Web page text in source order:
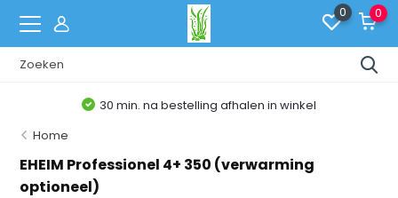
0 0
30 min. na bestelling afhalen in winkel
Home
EHEIM Professionel 4+ 350 (verwarming
optioneel)